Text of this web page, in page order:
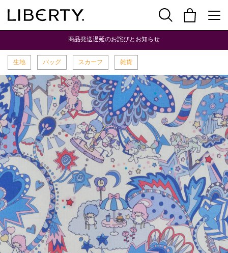
商品発送遅延のお詫びとお知らせ
生地 バッグ スカーフ 雑貨